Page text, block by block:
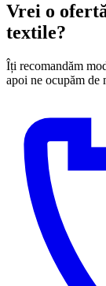
Vrei o
textile?
Îți recomandăm
apoi ne ocupăm de